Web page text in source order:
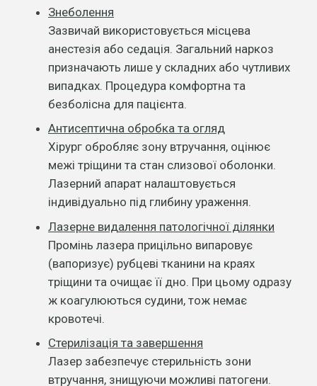
Знеболення
Зазвичай використовується місцева
анестезія або седація. Загальний наркоз
призначають лише у складних або чутливих
випадках. Процедура комфортна та
безболісна для пацієнта.
Антисептична обробка та огляд
Хірург обробляє зону втручання, оцінює
межі тріщини та стан слизової оболонки.
Лазерний апарат налаштовується
індивідуально під глибину ураження.
Лазерне видалення патологічної ділянки
Промінь лазера прицільно випаровує
(вапоризує) рубцеві тканини на краях
тріщини та очищає її дно. При цьому одразу
ж коагулюються судини, тож немає
кровотечі.
Стерилізація та завершення
Лазер забезпечує стерильність зони
втручання, знищуючи можливі патогени.